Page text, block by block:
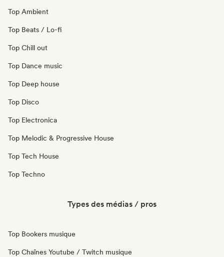
Top Ambient
Top Beats / Lo-fi
Top Chill out
Top Dance music
Top Deep house
Top Disco
Top Electronica
Top Melodic & Progressive House
Top Tech House
Top Techno
Types des médias / pros
Top Bookers musique
Top Chaînes Youtube / Twitch musique